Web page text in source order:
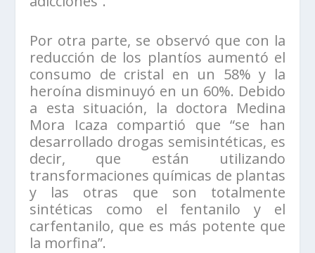
Por otra parte, se observó que con la
reducción de los plantíos aumentó el
consumo de cristal en un 58% y la
heroína disminuyó en un 60%. Debido
a esta situación, la doctora Medina
Mora Icaza compartió que “se han
desarrollado drogas semisintéticas, es
decir, que están utilizando
transformaciones químicas de plantas
y las otras que son totalmente
sintéticas como el fentanilo y el
carfentanilo, que es más potente que
la morfina”.